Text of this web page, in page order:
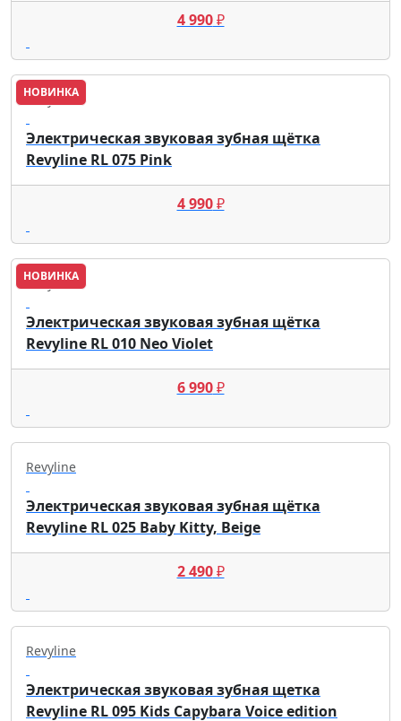
4 990₽
НОВИНКА
Revyline
Электрическая звуковая зубная щётка
Revyline RL 075 Pink
4 990₽
НОВИНКА
Revyline
Электрическая звуковая зубная щётка
Revyline RL 010 Neo Violet
6 990₽
Revyline
Электрическая звуковая зубная щётка
Revyline RL 025 Baby Kitty, Beige
2 490₽
Revyline
Электрическая звуковая зубная щетка
Revyline RL 095 Kids Capybara Voice edition